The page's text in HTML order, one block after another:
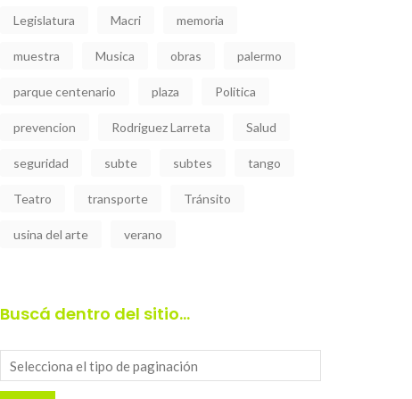
Legislatura Macri memoria
muestra Musica obras palermo
parque centenario plaza Politica
prevencion Rodriguez Larreta Salud
seguridad subte subtes tango
Teatro transporte Tránsito
usina del arte verano
Buscá dentro del sitio…